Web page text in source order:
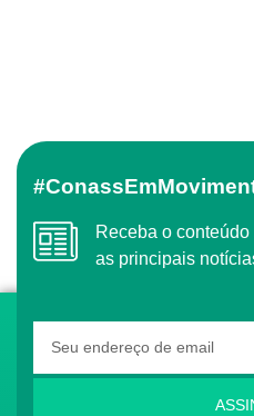
Receba o conteúdo semanal do Conass com
as principais